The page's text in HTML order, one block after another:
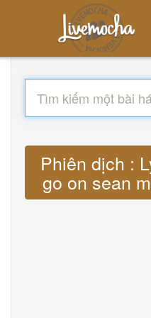
Phiên dịch :
go on sean